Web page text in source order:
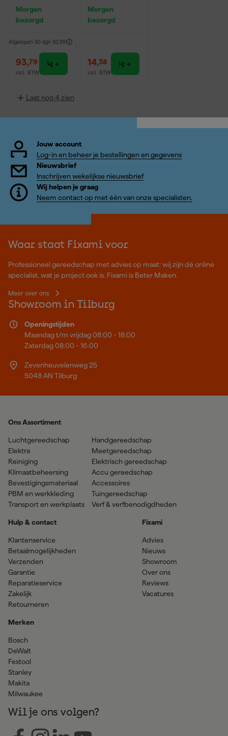
Morgen
bezorgd
Afgelopen 30 dgn 93,99
93,79
incl. BTW
afgestripte
adereindhulz
Morgen
bezorgd
14,38
incl. BTW
Laat nog 4 zien
Jouw account
Log-in en beheer je bestellingen en gegevens
Nieuwsbrief
Inschrijven wekelijkse nieuwsbrief
Wij helpen je graag
Neem contact op met één van onze specialisten.
Waar staat Fixami voor
Professioneel gereedschap met advies op maat: wij zijn dé online
specialist, wat je project ook is. Fixami is Beter Maken.
Meer over ons
Showroom in Tilburg
Openingstijden
Maandag t/m vrijdag 08:00 - 18:00
Zaterdag 08:00 - 16:00
Zevenheuvelenweg 25
5048 AN Tilburg
Ons Assortiment
Luchtgereedschap
Elektra
Reiniging
Klimaatbeheersing
Bevestigingsmateriaal
PBM en werkkleding
Transport en werkplaats
Handgereedschap
Meetgereedschap
Elektrisch gereedschap
Accu gereedschap
Accessoires
Tuingereedschap
Verf & verfbenodigdheden
Hulp & contact
Klantenservice
Betaalmogelijkheden
Verzenden
Garantie
Reparatieservice
Zakelijk
Retourneren
Merken
Bosch
DeWalt
Festool
Stanley
Makita
Milwaukee
Fixami
Advies
Nieuws
Showroom
Over ons
Reviews
Vacatures
Wil je ons volgen?